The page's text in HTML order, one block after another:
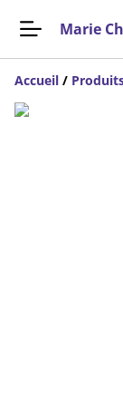
Marie
Accueil /